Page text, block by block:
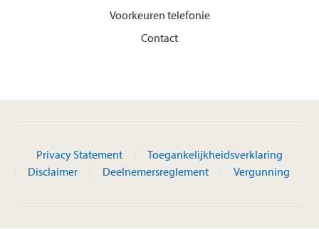
Voorkeuren telefonie
Contact
Privacy Statement
Toegankelijkheidsverklaring
Disclaimer
Deelnemersreglement Vergunning